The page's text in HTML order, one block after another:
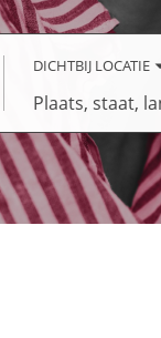
DICHTBIJ LOCATIE
Plaats,
land